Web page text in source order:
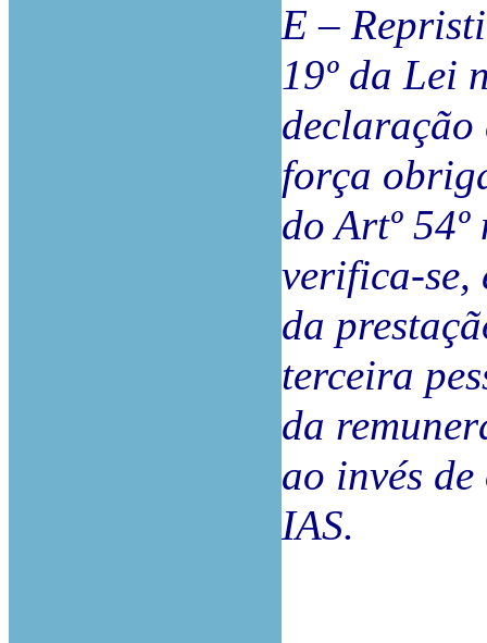
E –
19º da Lei
força
do Artº
verifica-se,
da
terceira
da
ao invés
IAS.